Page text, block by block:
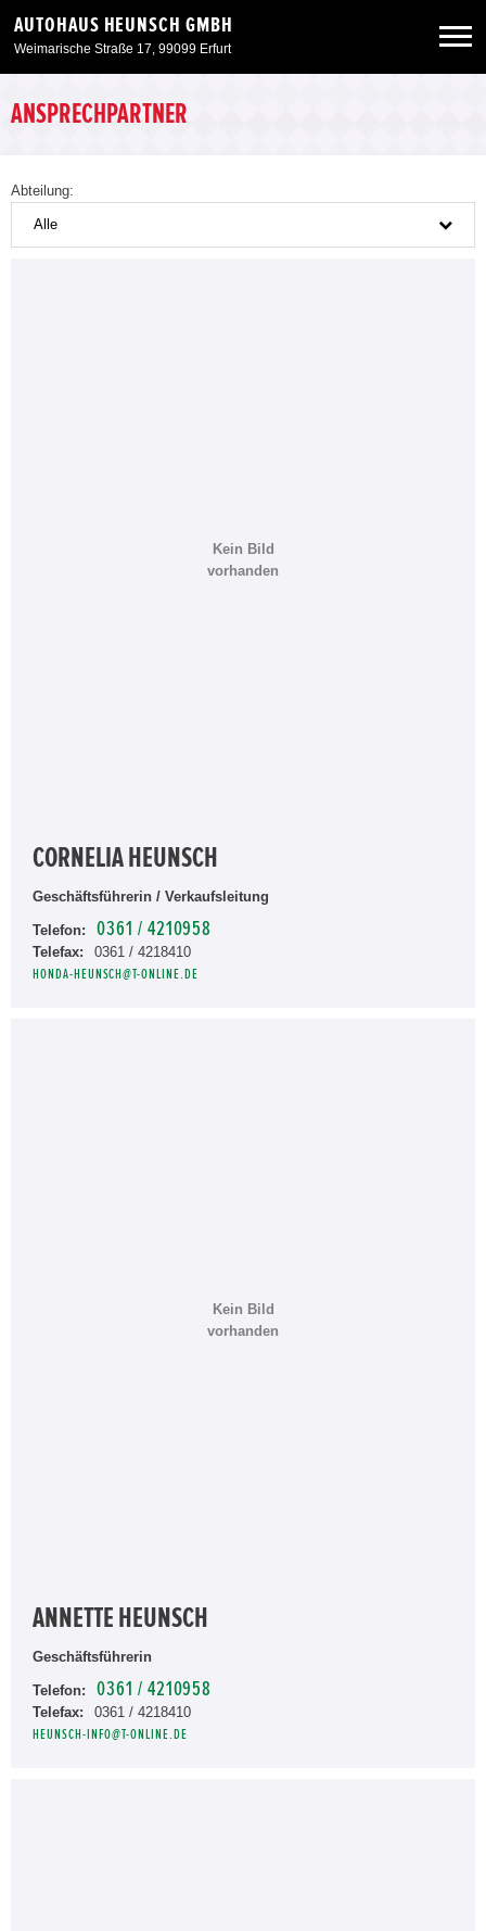
AUTOHAUS HEUNSCH GMBH
Weimarische Straße 17, 99099 Erfurt
Neuwagen
ANSPRECHPARTNER
Abteilung:
Alle
Kein Bild
vorhanden
CORNELIA HEUNSCH
Geschäftsführerin / Verkaufsleitung
Telefon: 0361 / 4210958
Telefax: 0361 / 4218410
HONDA-HEUNSCH@T-ONLINE.DE
Kein Bild
vorhanden
ANNETTE HEUNSCH
Geschäftsführerin
Telefon: 0361 / 4210958
Telefax: 0361 / 4218410
HEUNSCH-INFO@T-ONLINE.DE